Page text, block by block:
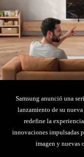
Samsung anunció una
lanzamiento de su
redefine la
innovaciones impulsadas
imagen y nuevas